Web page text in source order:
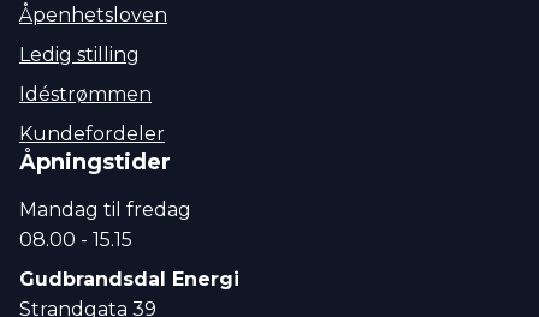
Åpenhetsloven
Ledig stilling
Idéstrømmen
Kundefordeler
Åpningstider
Mandag til fredag
08.00 - 15.15
Gudbrandsdal Energi
Strandgata 39